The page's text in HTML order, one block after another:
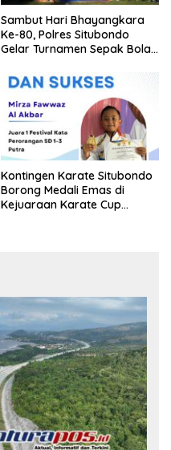
Sambut Hari Bhayangkara
Ke-80, Polres Situbondo
Gelar Turnamen Sepak Bola
Kontingen Karate Situbondo
Borong Medali Emas di
Kejuaraan Karate Cup